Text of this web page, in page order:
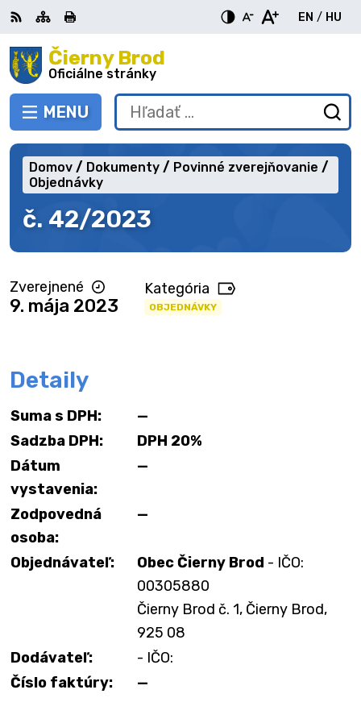
Preskočiť
na
obsah Čierny Brod
Oficiálne stránky
PREPNÚŤ
MENU
RSS MapaTlačiť
EN
English
/ HU
Hľadať:
č. 42/2023
Domov Dokumenty
Povinné zverejňovanie
Objednávky
Zverejnené
9. mája 2023
Kategória
OBJEDNÁVKY
Detaily
Suma s DPH:
—
Sadzba DPH:
DPH 20%
Dátum
vystavenia:
—
Zodpovedná
osoba:
—
Objednávateľ: Obec Čierny Brod - IČO:
00305880
Čierny Brod č. 1, Čierny Brod,
925 08
Dodávateľ:
- IČO:
Číslo faktúry:
—